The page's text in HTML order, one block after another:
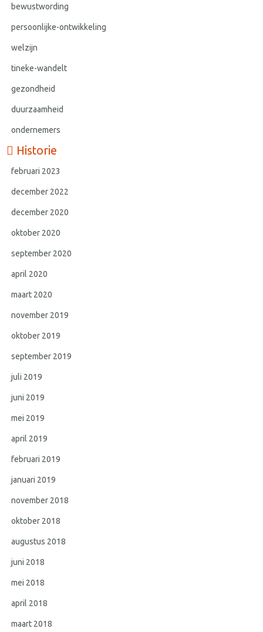
bewustwording
persoonlijke-ontwikkeling
welzijn
tineke-wandelt
gezondheid
duurzaamheid
ondernemers
Historie
februari 2023
december 2022
december 2020
oktober 2020
september 2020
april 2020
maart 2020
november 2019
oktober 2019
september 2019
juli 2019
juni 2019
mei 2019
april 2019
februari 2019
januari 2019
november 2018
oktober 2018
augustus 2018
juni 2018
mei 2018
april 2018
maart 2018